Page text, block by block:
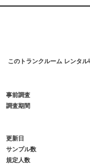
このトランクルーム レンタ
事前調査
調査期間
更新日
サンプル数
規定人数